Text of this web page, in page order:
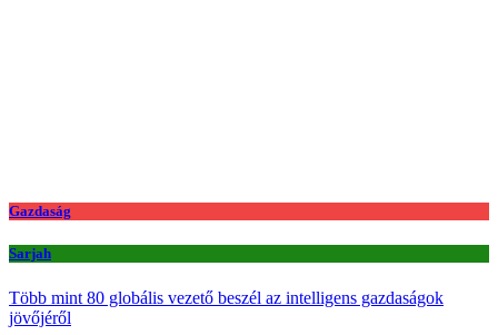
Gazdaság
Sarjah
Több mint 80 globális vezető beszél az intelligens gazdaságok
jövőjéről